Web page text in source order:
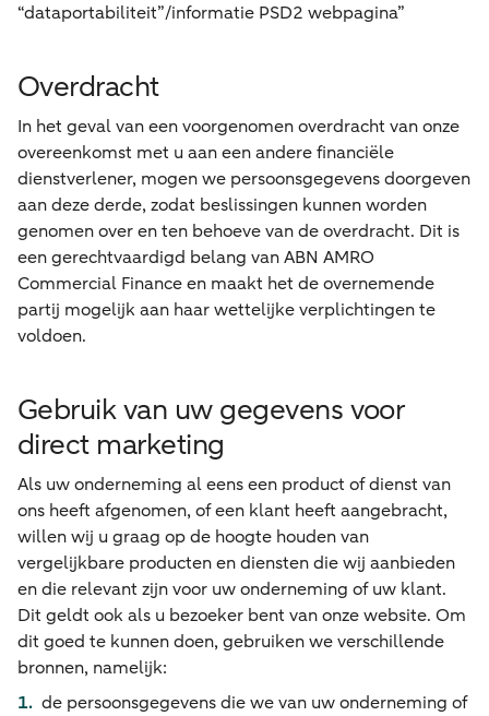
“dataportabiliteit”/informatie PSD2 webpagina”
Overdracht
In het geval van een voorgenomen overdracht van onze
overeenkomst met u aan een andere financiële
dienstverlener, mogen we persoonsgegevens doorgeven
aan deze derde, zodat beslissingen kunnen worden
genomen over en ten behoeve van de overdracht. Dit is
een gerechtvaardigd belang van ABN AMRO
Commercial Finance en maakt het de overnemende
partij mogelijk aan haar wettelijke verplichtingen te
voldoen.
Gebruik van uw gegevens voor
direct marketing
Als uw onderneming al eens een product of dienst van
ons heeft afgenomen, of een klant heeft aangebracht,
willen wij u graag op de hoogte houden van
vergelijkbare producten en diensten die wij aanbieden
en die relevant zijn voor uw onderneming of uw klant.
Dit geldt ook als u bezoeker bent van onze website. Om
dit goed te kunnen doen, gebruiken we verschillende
bronnen, namelijk:
de persoonsgegevens die we van uw onderneming of